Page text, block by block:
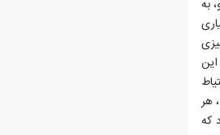
به
هر
که